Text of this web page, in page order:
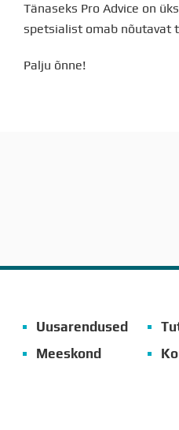
Tänaseks Pro Advice on
spetsialist omab nõutavat
Palju õnne!
Uusarendused
Meeskond